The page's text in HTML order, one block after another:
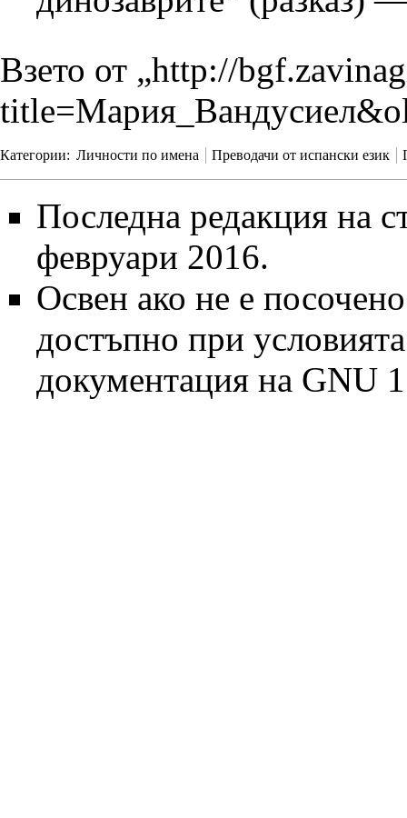
Взето от „http://
Категории: Личности по имена Преводачи от испански език
Последна редакция на
февруари 2016.
Освен ако не е
достъпно при
документация на GNU